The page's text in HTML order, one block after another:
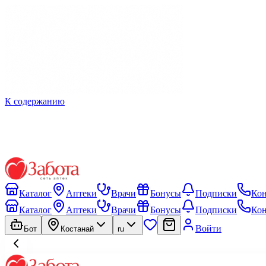
К содержанию
Каталог Аптеки Врачи Бонусы Подписки
Каталог
Аптеки Врачи Бонусы Подписки
Бот Костанай ru Войти